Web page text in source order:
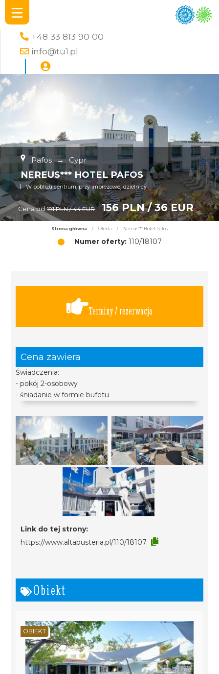
+48 33 813 90 00
info@tu1.pl
Pafos → Cypr
NEREUS*** HOTEL PAFOS
W poblizu centrum, przy imprezowej dzielnicy
Cena od 191 PLN / 44 EUR 156 PLN / 36 EUR
Strona główna / Oferta / Nereus*** Hotel Pafos
Numer oferty:110/18107
Terminy / rezerwacja
Cena zawiera
Świadczenia:
- pokój 2-osobowy
- śniadanie w formie bufetu
Link do tej strony:
https://www.altapusteria.pl/110/18107
Obiekt
OBIEKT